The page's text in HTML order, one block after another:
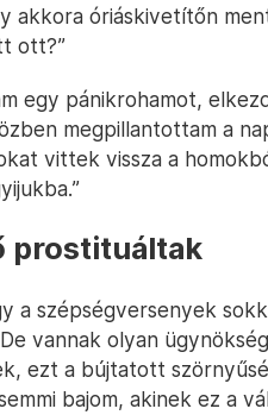
akkora óriáskivetítőn
ott?”
egy pánikrohamot,
megpillantottam a
vittek vissza a
prostituáltak
a szépségversenyek
vannak olyan
ezt a bújtatott
bajom, akinek ez a